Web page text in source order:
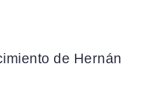
de Hernán